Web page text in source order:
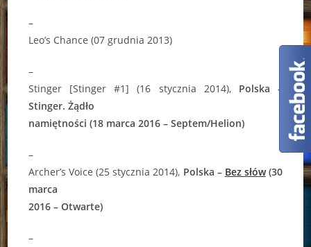
–
Leo’s Chance (07 grudnia 2013)
–
Stinger [Stinger #1] (16 stycznia 2014), Polska –
Stinger. Żądło
namiętności (18 marca 2016 – Septem/Helion)
–
Archer’s Voice (25 stycznia 2014), Polska – Bez słów(30
marca
2016 – Otwarte)
–